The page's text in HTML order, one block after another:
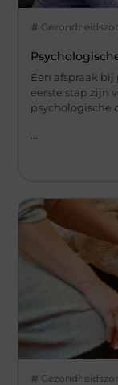
Een afspraak
eerste stap zijn
psychologische